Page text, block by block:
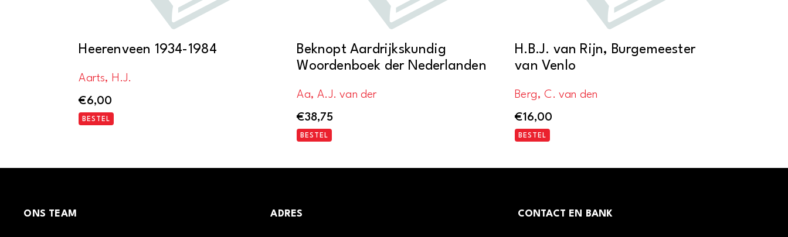
Heerenveen 1934-1984
Aarts, H.J.
€6,00
BESTEL
Beknopt Aardrijkskundig
Woordenboek der Nederlanden
Aa, A.J. van der
€38,75
BESTEL
H.B.J. van Rijn, Burgemeester
van Venlo
Berg, C. van den
€16,00
BESTEL
ONS TEAM ADRES CONTACT EN BANK